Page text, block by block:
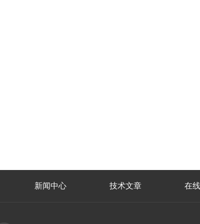
新闻中心 技术文章 在